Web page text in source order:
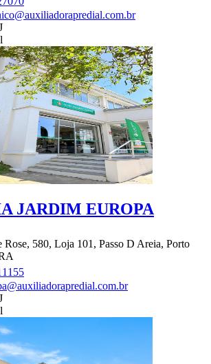
JARDIM EUROPA
Rose, 580, Loja 101, Passo D Areia, Porto